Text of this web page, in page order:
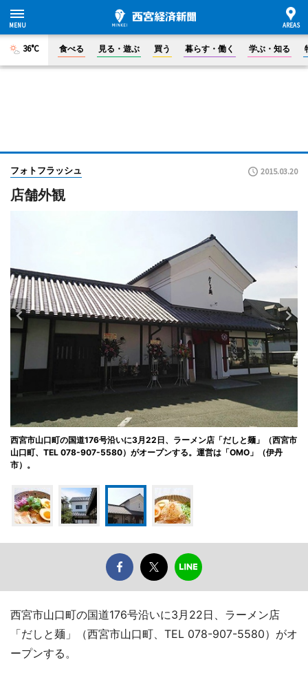
36°C 食べる 見る・遊ぶ 買う 暮らす・働く 学ぶ・知る
フォトフラッシュ 2015.03.20
店舗外観
西宮市山口町の国道176号沿いに3月22日、ラーメン店「だしと麺」（西宮市
山口町、TEL 078-907-5580）がオープンする。運営は「OMO」（伊丹
市）。
西宮市山口町の国道176号沿いに3月22日、ラーメン店
「だしと麺」（西宮市山口町、TEL 078-907-5580）がオ
ープンする。